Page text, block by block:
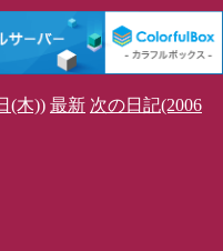
(木)) 最新 次の日記(2006